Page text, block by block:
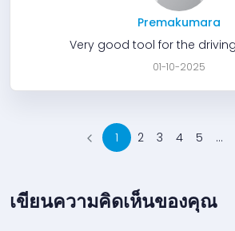
Premakumara
Very good tool for the
01-10-2025
1 2 3 4 5 ...
เขียนความคิดเห็นของคุณ